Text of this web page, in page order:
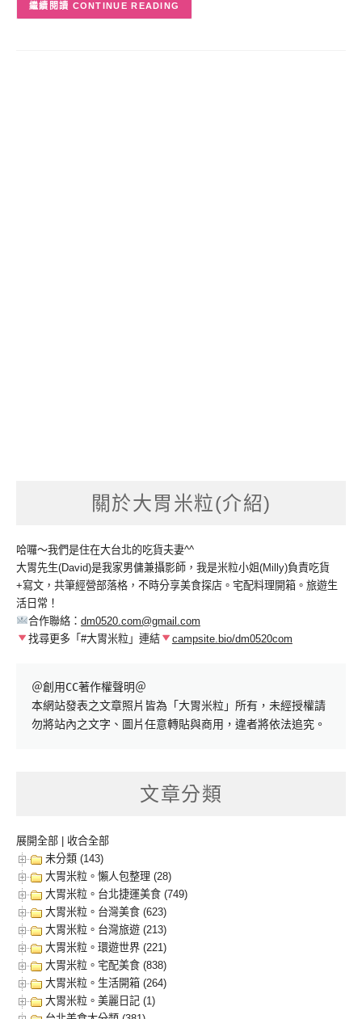
CONTINUE READING
關於大胃米粒(介紹)
哈囉～我們是住在大台北的吃貨夫妻^^
大胃先生(David)是我家男傭兼攝影師，我是米粒小姐(Milly)負責吃貨
+寫文，共筆經營部落格，不時分享美食探店。宅配料理開箱。旅遊生
活日常！
合作聯絡： dm0520.com@gmail.com
找尋更多「#大胃米粒」連結
campsite.bio/dm0520com
＠創用CC著作權聲明＠
本網站發表之文章照片皆為「大胃米粒」所有，未經授權請
勿將站內之文字、圖片任意轉貼與商用，違者將依法追究。
文章分類
展開全部
收合全部
未分類 (143)
大胃米粒。懶人包整理 (28)
大胃米粒。台北捷運美食 (749)
大胃米粒。台灣美食 (623)
大胃米粒。台灣旅遊 (213)
大胃米粒。環遊世界 (221)
大胃米粒。宅配美食 (838)
大胃米粒。生活開箱 (264)
大胃米粒。美麗日記 (1)